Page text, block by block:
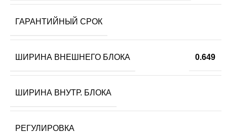
ГАРАНТИЙНЫЙ СРОК
ШИРИНА ВНЕШНЕГО БЛОКА 0.649
ШИРИНА ВНУТР. БЛОКА
РЕГУЛИРОВКА